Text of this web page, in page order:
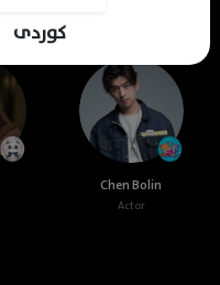
کوردی
Chen Bolin
Actor